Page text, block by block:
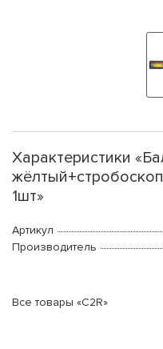
Характеристики
1шт»
Артикул
Производитель
Все товары «C2R»